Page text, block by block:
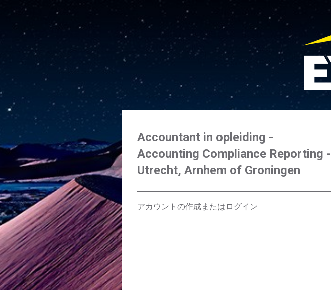
Accountant in opleiding -
Accounting Compliance Reporting -
Utrecht, Arnhem of Groningen
アカウントの作成またはログイン